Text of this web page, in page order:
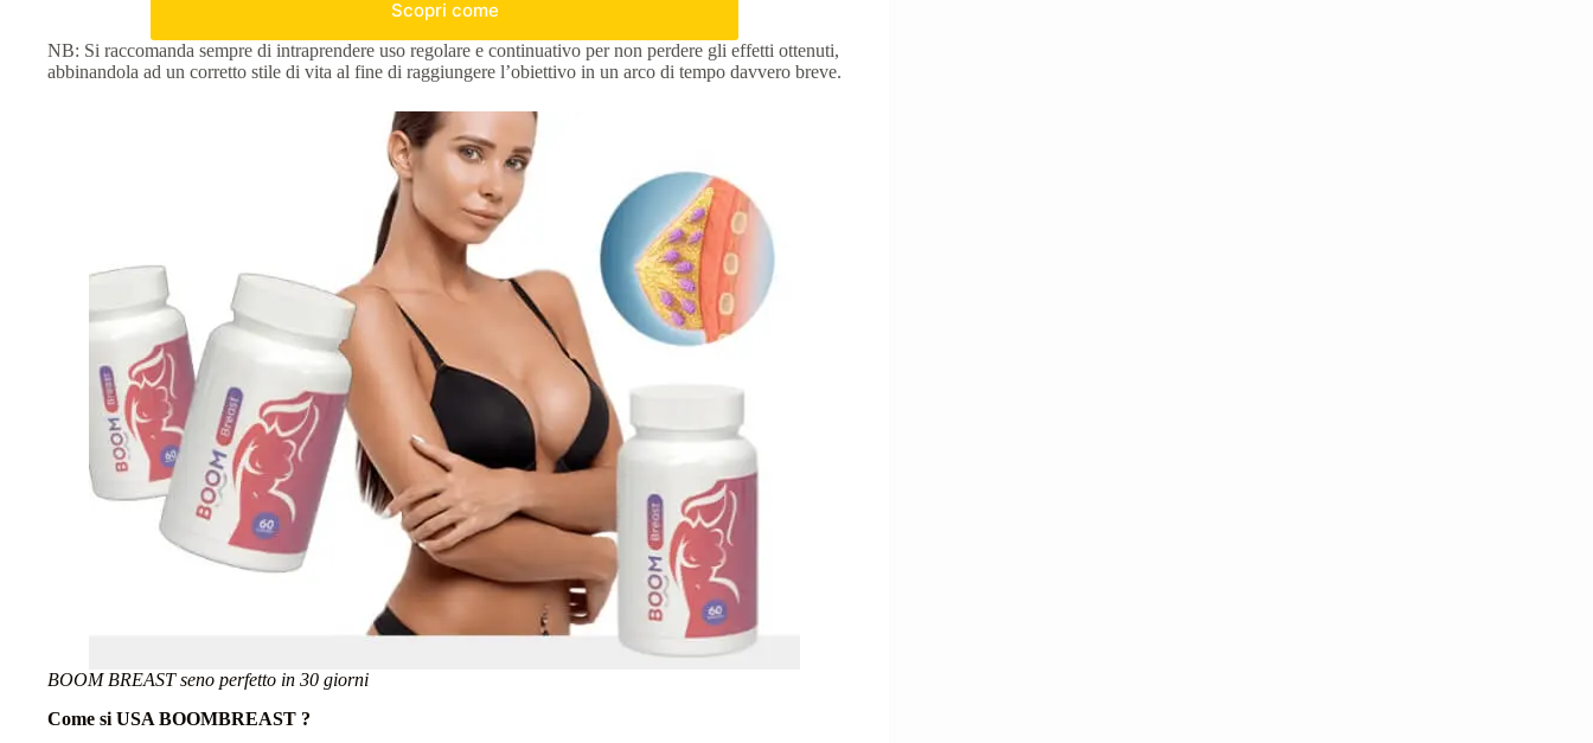
Scopri come
NB: Si raccomanda sempre di intraprendere uso regolare e continuativo per non perdere gli effetti ottenuti,
abbinandola ad un corretto stile di vita al fine di raggiungere l’obiettivo in un arco di tempo davvero breve.
BOOM BREAST seno perfetto in 30 giorni
Come si USA BOOMBREAST ?